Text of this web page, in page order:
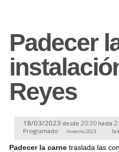
Padecer
Reyes
18/03/2023 desde 20:30 hasta
Programado Invierno 2023
Padecer la carne traslada las